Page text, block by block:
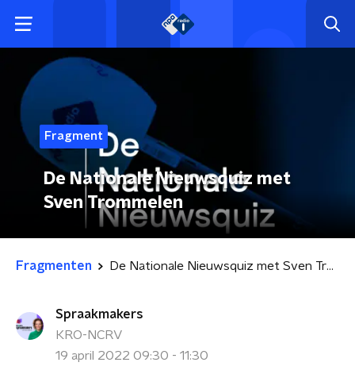
Fragment
De Nationale Nieuwsquiz met
Sven Trommelen
Fragmenten De Nationale Nieuwsquiz met Sven Trommelen
Spraakmakers
KRO-NCRV
19 april 2022 09:30 - 11:30